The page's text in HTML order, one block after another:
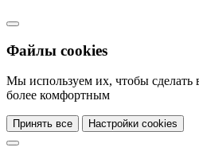
Файлы cookies
Мы используем их, чтобы сделать
более комфортным
Принять все Настройки cookies